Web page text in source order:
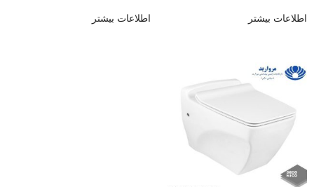
اطلاعات بیشتر اطلاعات بیشتر